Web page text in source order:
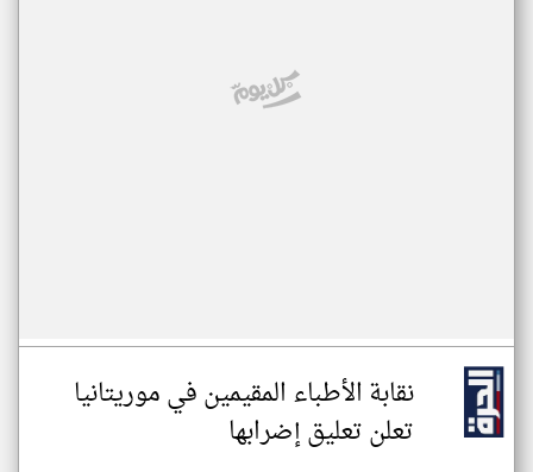
نقابة الأطباء المقيمين في موريتانيا
تعلن تعليق إضرابها